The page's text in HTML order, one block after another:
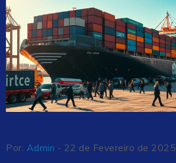
Por: Admin - 22 de Fevereiro de 2025